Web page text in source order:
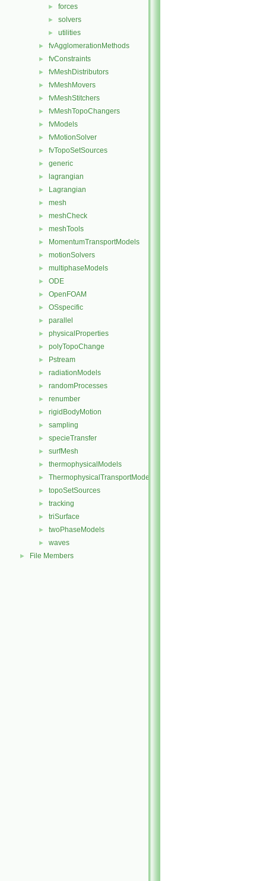
► forces
► solvers
► utilities
► fvAgglomerationMethods
► fvConstraints
► fvMeshDistributors
► fvMeshMovers
► fvMeshStitchers
► fvMeshTopoChangers
► fvModels
► fvMotionSolver
► fvTopoSetSources
► generic
► lagrangian
► Lagrangian
► mesh
► meshCheck
► meshTools
► MomentumTransportModels
► motionSolvers
► multiphaseModels
► ODE
► OpenFOAM
► OSspecific
► parallel
► physicalProperties
► polyTopoChange
► Pstream
► radiationModels
► randomProcesses
► renumber
► rigidBodyMotion
► sampling
► specieTransfer
► surfMesh
► thermophysicalModels
► ThermophysicalTransportModels
► topoSetSources
► tracking
► triSurface
► twoPhaseModels
► waves
► File Members